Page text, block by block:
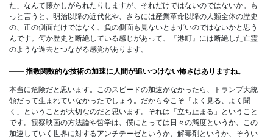
た」なんて懐かしがられたりしますが、それだけではないのではないか。も
っと言うと、明治以降の近代化や、さらには産業革命以降の人類全体の歴史
の、正の側面だけではなく、負の側面も見ないとまずいのではないかと思う
んです。何か歴史と断絶している感じがあって、『港町』には断絶した亡霊
のような過去とつながる感覚があります。
―― 指数関数的な技術の加速に人間が追いつけない怖さはありますね。
本当に危険だと思います。このスピードの加速がなかったら、トランプ大統
領だって生まれていなかったでしょう。だから今こそ「よく見る、よく聞
く」ということが大切なのだと思います。それは「立ち止まる」ということ
です。観察映画の方法論や哲学は、僕にとっては日々の態度というか、この
加速していく世界に対するアンチテーゼというか、解毒剤というか、そうい